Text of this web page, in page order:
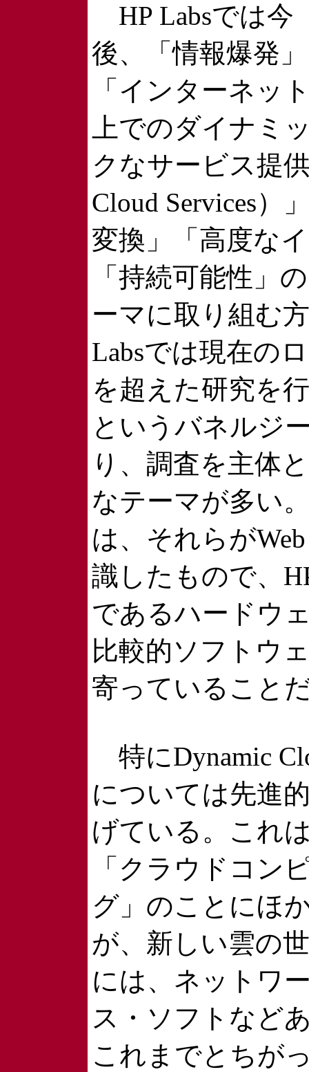
HP Labsでは今
後、「情報爆発」
「インターネッ
上でのダイナミ
クなサービス提
Cloud Services）
変換」「高度な
「持続可能性」
ーマに取り組む
Labsでは現在の
を超えた研究を
というバネルジ
り、調査を主体
なテーマが多い
は、それらが
識したもので、
であるハードウ
比較的ソフトウ
寄っていること
特にDynamic
については先進
げている。これ
「クラウドコン
グ」のことにほ
が、新しい雲の
には、ネットワ
ス・ソフトなど
これまでとちが